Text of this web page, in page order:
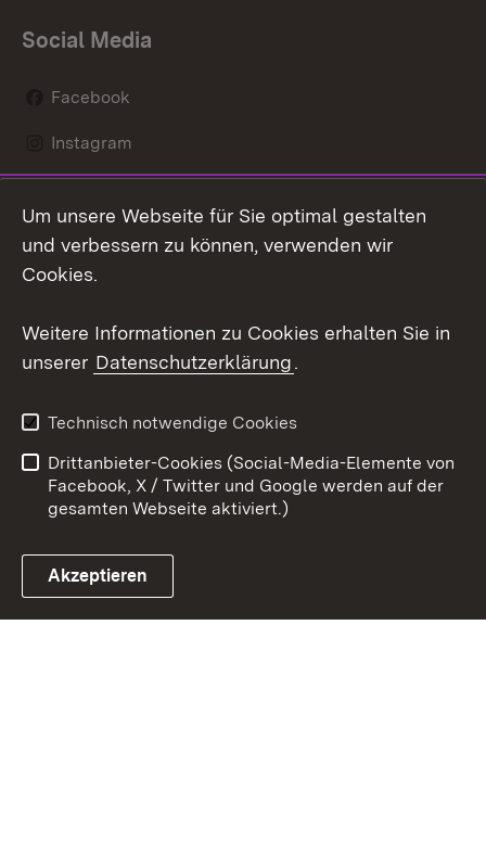
Social Media
Facebook
Instagram
Mastodon
Youtube
Link zum Landesportal
Kontakt
Datenschutz
Barrierefreiheit
Impressum Cookies
Um unsere Webseite für Sie optimal gestalten
und verbessern zu können, verwenden wir
Cookies.
Weitere Informationen zu Cookies erhalten Sie in
unserer Datenschutzerklärung.
Technisch notwendige Cookies
Drittanbieter-Cookies (Social-Media-Elemente von
Facebook, X / Twitter und Google werden auf der
gesamten Webseite aktiviert.)
Akzeptieren